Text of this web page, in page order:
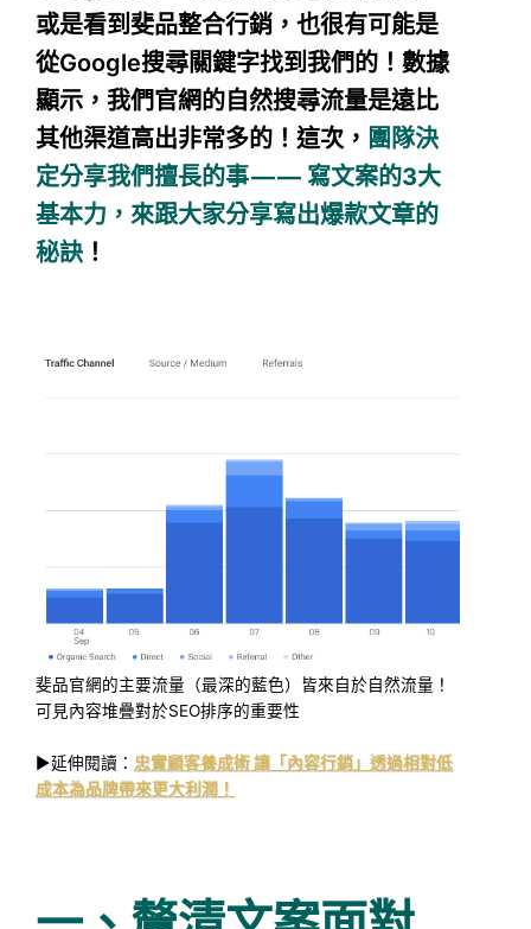
或是看到斐品整合行銷，也很有可能是
從Google搜尋關鍵字找到我們的！數據
顯示，我們官網的自然搜尋流量是遠比
其他渠道高出非常多的！這次， 團隊決
定分享我們擅長的事 — — 寫文案的3大
基本力，來跟大家分享寫出爆款文章的
秘訣 ！
斐品官網的主要流量（最深的藍色）皆來自於自然流量！
可見內容堆疊對於SEO排序的重要性
►延伸閱讀： 忠實顧客養成術 讓「內容行銷」透過相對低
成本為品牌帶來更大利潤！